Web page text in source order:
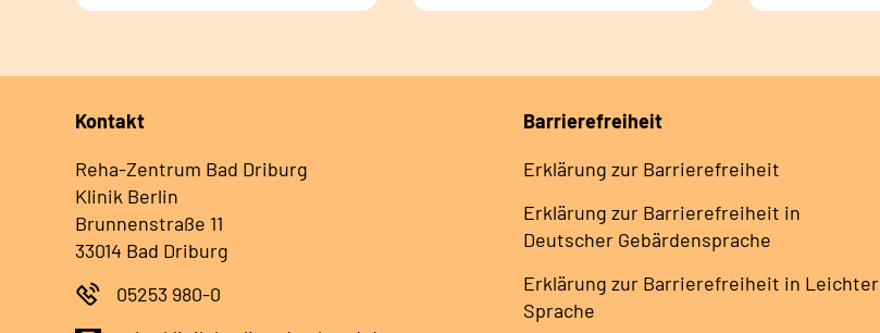
Kontakt
Reha-Zentrum Bad Driburg
Klinik Berlin
Brunnenstraße 11
33014 Bad Driburg
05253 980-0
Barrierefreiheit
Erklärung zur Barrierefreiheit
Erklärung zur Barrierefreiheit in
Deutscher Gebärdensprache
Erklärung zur Barrierefreiheit in Leichter
Sprache